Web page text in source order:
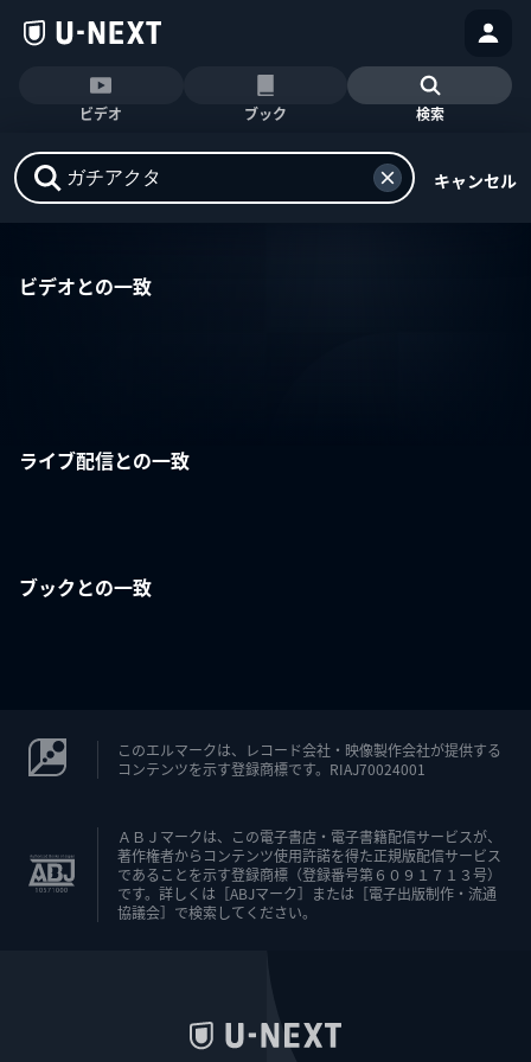
ビデオ ブック 検索
キャンセル
ビデオとの一致
ライブ配信との一致
ブックとの一致
このエルマークは、レコード会社・映像製作会社が提供する
コンテンツを示す登録商標です。RIAJ70024001
ＡＢＪマークは、この電子書店・電子書籍配信サービスが、
著作権者からコンテンツ使用許諾を得た正規版配信サービス
であることを示す登録商標（登録番号第６０９１７１３号）
です。詳しくは［ABJマーク］または［電子出版制作・流通
協議会］で検索してください。